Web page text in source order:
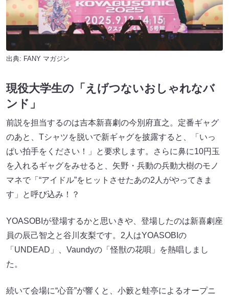
出典: FANY マガジン
現役大学生の「えげつないおしゃれなバ
ンド」
前説を担当するのは吉本新喜劇の今別府直之。定番ギャグ
のあと、Tシャツを脱いで新ギャグを披露すると、「いっ
ぱい拍手をください！」と要求します。さらに鼻に10円玉
を入れるギャグをみせると、矢野・兵動の兵動大樹のモノ
マネで「“アイドル”をヒットさせたあの2人がやってきま
す」と呼び込み！？
YOASOBIが登場するかと思いきや、登場したのは新喜劇座
員の辰己智之と谷川友梨です。2人はYOASOBIの
「UNDEAD」、Vaundyの「怪獣の花唄」を熱唱しまし
た。
続いて会場に“心音”が響くと、小籔と蛙亭によるオープニ